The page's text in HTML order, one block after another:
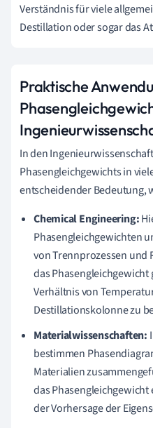
Verständnis für viele
Destillation oder sogar das
Praktische
In den
Phasengleichgewichts in
entscheidender Bedeutung,
Chemical Engineering:
Phasengleichgewichten
von Trennprozessen und
das
Verhältnis von
Destillationskolonne zu
Materialwissenschaften:
bestimmen
Materialien
das
der Vorhersage der